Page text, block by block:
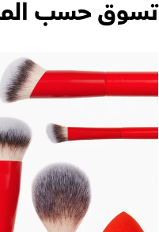
تسوق حسب